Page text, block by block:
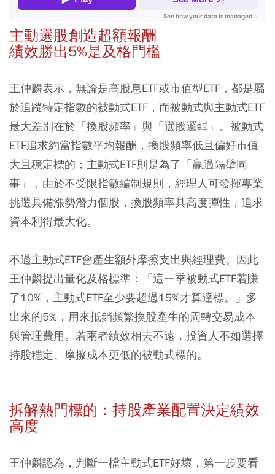
主動選股創造超額報酬
績效勝出5%是及格門檻
王仲麟表示，無論是高股息ETF或市值型ETF，都是屬
於追蹤特定指數的被動式ETF，而被動式與主動式ETF
最大差別在於「換股頻率」與「選股邏輯」。被動式
ETF追求約當指數平均報酬，換股頻率低且偏好市值
大且穩定標的；主動式ETF則是為了「贏過隔壁同
事」，由於不受限指數編制規則，經理人可發揮專業
挑選具備漲勢潛力個股，換股頻率具高度彈性，追求
資本利得最大化。
不過主動式ETF會產生額外摩擦支出與經理費。因此
王仲麟提出量化及格標準：「這一季被動式ETF若賺
了10%，主動式ETF至少要超過15%才算達標。」多
出來的5%，用來抵銷頻繁換股產生的周轉交易成本
與管理費用。若兩者績效相去不遠，投資人不如選擇
持股穩定、摩擦成本更低的被動式標的。
拆解熱門標的：持股產業配置決定績效
高度
王仲麟認為，判斷一檔主動式ETF好壞，第一步要看